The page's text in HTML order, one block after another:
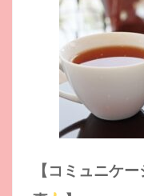
【コミュニケ